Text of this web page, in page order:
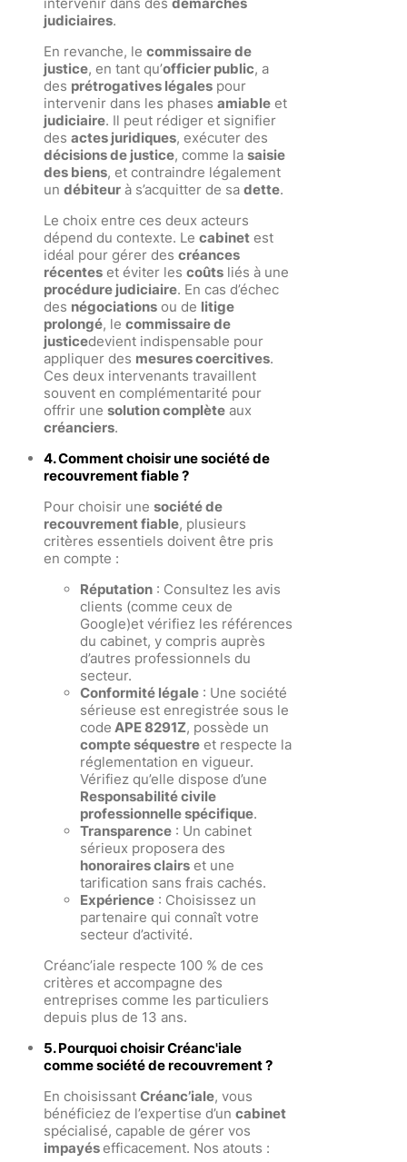
judiciaires.
En revanche, le commissaire de
justice, en tant qu’officier public, a
des prétrogatives légales pour
intervenir dans les phases amiable et
judiciaire. Il peut rédiger et signifier
des actes juridiques, exécuter des
décisions de justice, comme la saisie
des biens, et contraindre légalement
un débiteur à s’acquitter de sa dette.
Le choix entre ces deux acteurs
dépend du contexte. Le cabinet est
idéal pour gérer des créances
récentes et éviter les coûts liés à une
procédure judiciaire. En cas d’échec
des négociations ou de litige
prolongé, le commissaire de
justicedevient indispensable pour
appliquer des mesures coercitives.
Ces deux intervenants travaillent
souvent en complémentarité pour
offrir une solution complète aux
créanciers.
4. Comment choisir une société de
recouvrement fiable ?
Pour choisir une société de
recouvrement fiable, plusieurs
critères essentiels doivent être pris
en compte :
Réputation : Consultez les avis
clients (comme ceux de
Google)et vérifiez les références
du cabinet, y compris auprès
d’autres professionnels du
secteur.
Conformité légale : Une société
sérieuse est enregistrée sous le
code APE 8291Z, possède un
compte séquestre et respecte la
réglementation en vigueur.
Vérifiez qu’elle dispose d’une
Responsabilité civile
professionnelle spécifique.
Transparence : Un cabinet
sérieux proposera des
honoraires clairs et une
tarification sans frais cachés.
Expérience : Choisissez un
partenaire qui connaît votre
secteur d’activité.
Créanc’iale respecte 100 % de ces
critères et accompagne des
entreprises comme les particuliers
depuis plus de 13 ans.
5. Pourquoi choisir Créanc'iale
comme société de recouvrement ?
En choisissant Créanc’iale, vous
bénéficiez de l’expertise d’un cabinet
spécialisé, capable de gérer vos
impayésefficacement. Nos atouts :